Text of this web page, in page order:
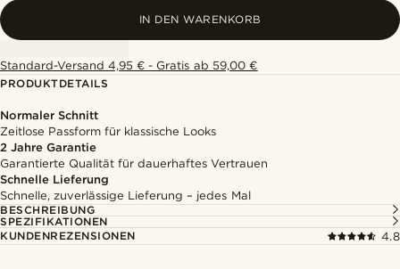
IN DEN WARENKORB
Standard-Versand 4,95 € - Gratis ab 59,00 €
PRODUKTDETAILS
Normaler Schnitt
Zeitlose Passform für klassische Looks
2 Jahre Garantie
Garantierte Qualität für dauerhaftes Vertrauen
Schnelle Lieferung
Schnelle, zuverlässige Lieferung – jedes Mal
BESCHREIBUNG
SPEZIFIKATIONEN
KUNDENREZENSIONEN
4.8